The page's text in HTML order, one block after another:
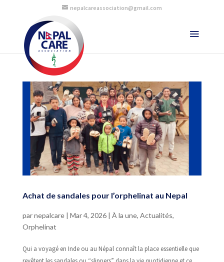
nepalcareassociation@gmail.com
Achat de sandales pour l’orphelinat au Nepal
parnepalcare| Mar 4, 2026| À la une, Actualités,
Orphelinat
Qui a voyagé en Inde ou au Népal connaît la place essentielle que